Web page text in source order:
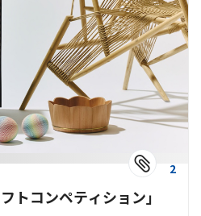
2
トコンペティション」